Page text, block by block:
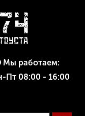
Мы работаем:
08:00 - 16:00